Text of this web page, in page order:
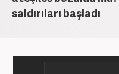
saldırıları başladı